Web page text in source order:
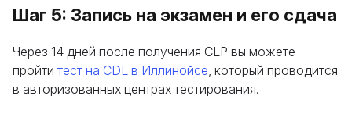
Шаг 5: Запись на экзамен и его сдача
Через 14 дней после получения CLP вы можете
пройти тест на CDL в Иллинойсе, который проводится
в авторизованных центрах тестирования.